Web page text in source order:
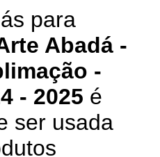
para
Abadá -
-
- 2025 é
ser usada